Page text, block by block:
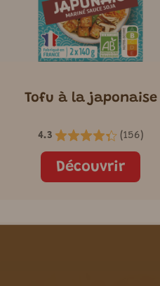
Tofu à la japonaise
4.3 (156)
Découvrir